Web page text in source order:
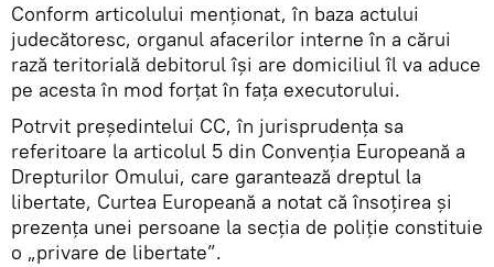
Conform articolului menționat, în baza actului
judecătoresc, organul afacerilor interne în a cărui
rază teritorială debitorul își are domiciliul îl va aduce
pe acesta în mod forțat în fața executorului.
Potrvit președintelui CC, în jurisprudența sa
referitoare la articolul 5 din Convenția Europeană a
Drepturilor Omului, care garantează dreptul la
libertate, Curtea Europeană a notat că însoțirea și
prezența unei persoane la secția de poliție constituie
o „privare de libertate”.